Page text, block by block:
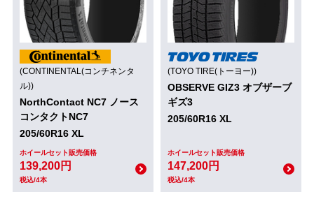
(CONTINENTAL(コンチネンタ
ル))
NorthContact NC7 ノース
コンタクトNC7
205/60R16 XL
ホイールセット販売価格
139,200円
税込/4本
(TOYO TIRE(トーヨー))
OBSERVE GIZ3 オブザーブ
ギズ3
205/60R16 XL
ホイールセット販売価格
147,200円
税込/4本